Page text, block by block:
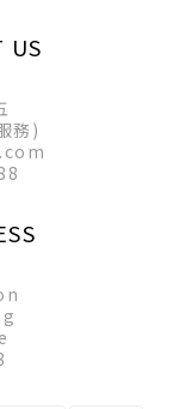
US
務)